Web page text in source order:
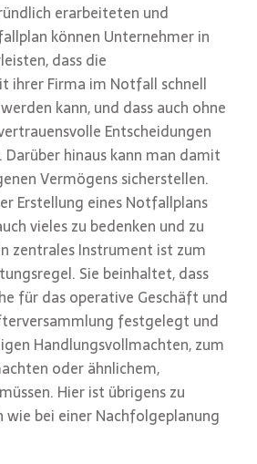
erarbeiteten und
können Unternehmer in
dass die
ihrer Firma im Notfall schnell
kann, und dass auch ohne
Entscheidungen
hinaus kann man damit
Vermögens sicherstellen.
Erstellung eines Notfallplans
vieles zu bedenken und zu
zentrales Instrument ist zum
Sie beinhaltet, dass
für das operative Geschäft und
festgelegt und
Handlungsvollmachten, zum
oder ähnlichem,
Hier ist übrigens zu
wie bei einer Nachfolgeplanung